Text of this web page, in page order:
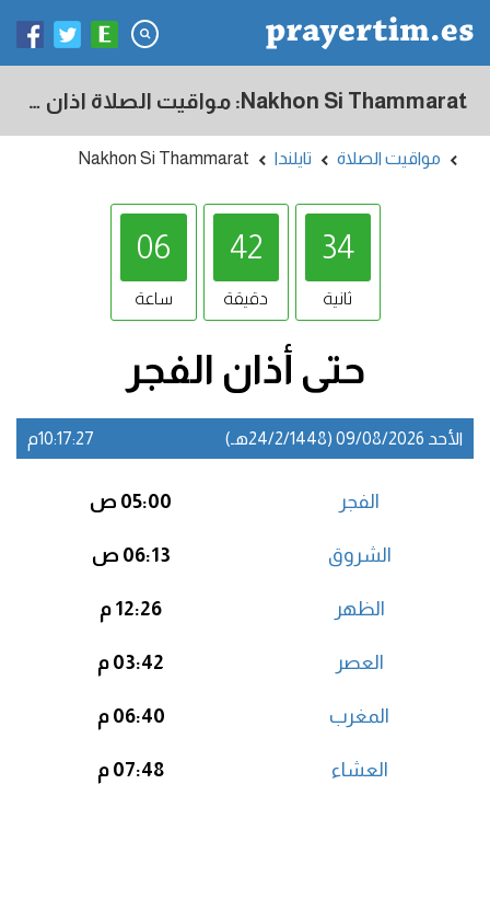
Nakhon Si Thammarat: مواقيت الصلاة اذان الفجر و المغرب في اليوم - تايلندا
مواقيت الصلاة تايلندا Nakhon Si Thammarat
06
ساعة
42
دقيقة
33
ثانية
حتى أذان الفجر
الأحد 09/08/2026 (24/2/1448هـ) 10:17:27م
الفجر 05:00 ص
الشروق 06:13 ص
الظهر 12:26 م
العصر 03:42 م
المغرب 06:40 م
العشاء 07:48 م